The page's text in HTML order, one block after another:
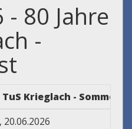
80 Jahre
-
TuS Krieglach -